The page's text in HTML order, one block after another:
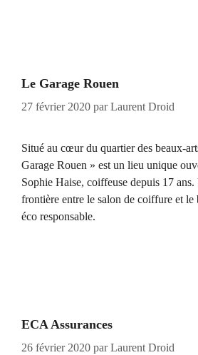
Le Garage Rouen
27 février 2020 parLaurent Droid
Situé au cœur du quartier des beaux-
Garage Rouen » est un lieu unique
Sophie Haise, coiffeuse depuis 17 ans.
frontière entre le salon de coiffure et le
éco responsable.
ECA Assurances
26 février 2020 parLaurent Droid